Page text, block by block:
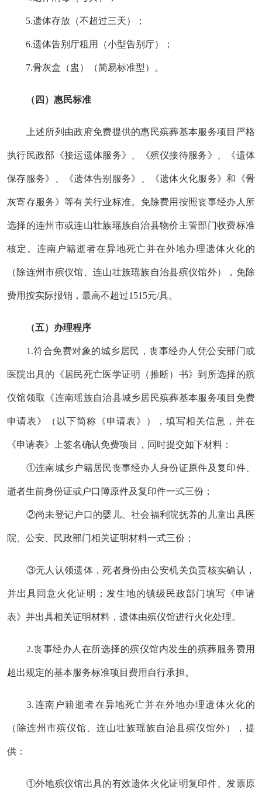
5.遗体存放（不超过三天）；
6.遗体告别厅租用（小型告别厅） ；
7.骨灰盒 （盅）（简易标准型）。
（四）惠民标准
上述所列 由政府免费提供的惠民殡葬基本服务项目 严格
执行民政部 《接运遗体服务》、 《殡仪接待服务》 《遗体
保存服务》 《遗体告别服务》 《遗体火化服务》和 《骨
灰寄存服务》等有关行业标准。 免除费用按照丧事经办人所
选择的连州市或连山壮族瑶族自治县物价主管部门收费标准
核定。 连南户籍逝者在异地死亡并在外地办理遗体火化的
（除连州市殡仪馆、连山壮族瑶族自治县殡仪馆外）， 免除
费用按实际报销，最高不超过1515元/具。
（五） 办理程序
1.符合免费对象的城乡居民，丧事经办人 凭公安部门或
医院出具的《居民死亡医学证明（推断）书》到 所选择的殡
仪馆领取《连南瑶族自治县城乡居民殡葬基本服务项目免费
申请表》（以下简称《申请表》），填写相关信息，并在
《申请表》上签名确认免费项目，同时提交如下材料：
①连南城乡户籍居民丧事经办人身份证原件及复印件
逝者生前身份证或户口簿原件及复印件一式三份；
②尚未登记户口的婴儿、社会福利院抚养的儿童出具医
院、公安、民政部门相关证明材料一式三份；
③无人认领遗体，死者身份由公安机关负责核实确认，
并出具同意火化证明；发生地的镇级民政部门填写《申请
表》并出具相关证明材料，遗体由殡仪馆进行火化处理。
2.丧事经办人在所选择的殡仪馆内发生的殡葬服务费用
超出规定的基本服务标准项目费用自行承担。
3.连南户籍逝者在异地死亡并在外地办理遗体火化的
（除连州市殡仪馆、连山壮族瑶族自治县殡仪馆外）， 提
供 ：
①外地殡仪馆出具的有效遗体火化证明复印件 、发票原